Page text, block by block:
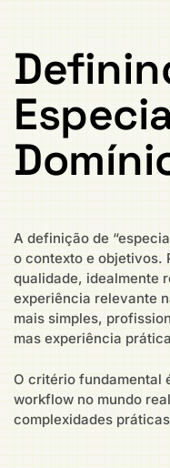
A definição de
o contexto e objetivos.
qualidade, idealmente
experiência relevante
mais simples,
mas experiência
O critério fundamental
workflow no mundo
complexidades